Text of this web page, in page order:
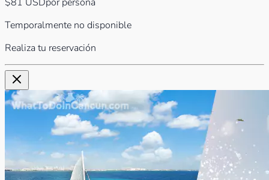
Temporalmente no disponible
Realiza tu reservación